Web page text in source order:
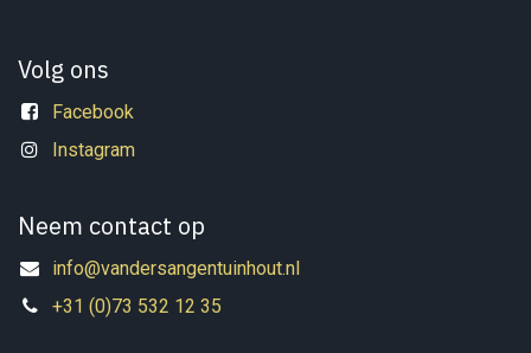
Volg ons
Facebook
Instagram
Neem contact op
info@vandersangentuinhout.nl
+31 (0)73 532 12 35